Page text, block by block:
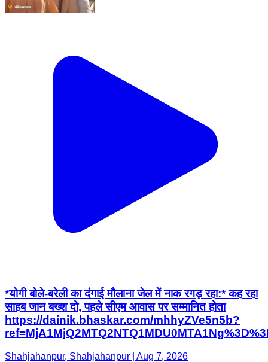
*योगी बोले-बरेली का दंगाई मौलाना जेल में नाक रगड़ रहा:* कह रहा
साहब जान बख्श दो, पहले सीएम आवास पर सम्मानित होता
https://dainik.bhaskar.com/mhhyZVe5n5b?
Shahjahanpur, Shahjahanpur | Aug 7, 2026